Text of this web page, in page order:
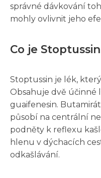
správné dávkování
mohly ovlivnit jeho
Co je
Stoptussin je lék,
Obsahuje dvě účinné
guaifenesin.
působí na centrální
podněty k reflexu
hlenu v dýchacích
odkašlávání.